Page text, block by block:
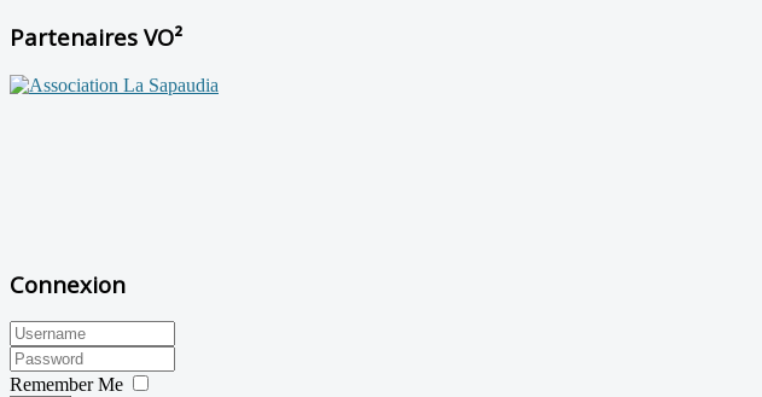
Partenaires VO²
Connexion
Remember Me